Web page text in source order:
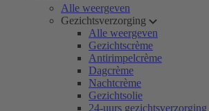
Alle weergeven
Gezichtsverzorging
Alle weergeven
Gezichtscrème
Antirimpelcrème
Dagcrème
Nachtcrème
Gezichtsolie
24-uurs gezichtsverzorging